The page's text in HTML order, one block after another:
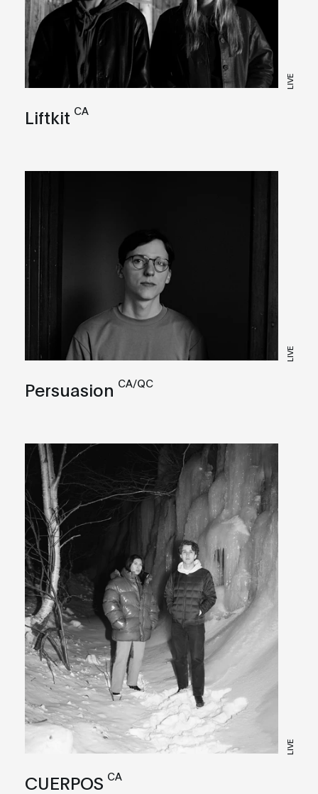
LIVE
Liftkit CA
LIVE
Persuasion CA/QC
LIVE
CUERPOS CA